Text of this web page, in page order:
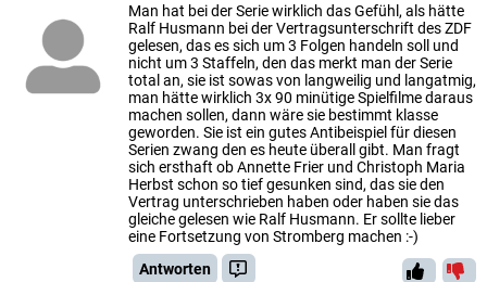
Man hat bei der Serie wirklich das Gefühl, als hätte
Ralf Husmann bei der Vertragsunterschrift des ZDF
gelesen, das es sich um 3 Folgen handeln soll und
nicht um 3 Staffeln, den das merkt man der Serie
total an, sie ist sowas von langweilig und langatmig,
man hätte wirklich 3x 90 minütige Spielfilme daraus
machen sollen, dann wäre sie bestimmt klasse
geworden. Sie ist ein gutes Antibeispiel für diesen
Serien zwang den es heute überall gibt. Man fragt
sich ersthaft ob Annette Frier und Christoph Maria
Herbst schon so tief gesunken sind, das sie den
Vertrag unterschrieben haben oder haben sie das
gleiche gelesen wie Ralf Husmann. Er sollte lieber
eine Fortsetzung von Stromberg machen :-)
Antworten